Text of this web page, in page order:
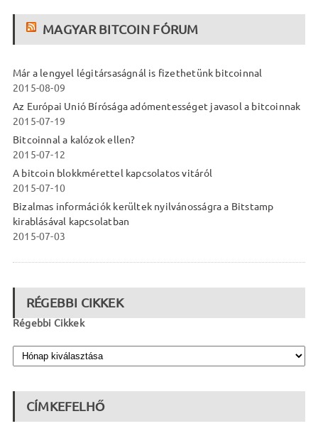
MAGYAR BITCOIN FÓRUM
Már a lengyel légitársaságnál is fizethetünk bitcoinnal
2015-08-09
Az Európai Unió Bírósága adómentességet javasol a bitcoinnak
2015-07-19
Bitcoinnal a kalózok ellen?
2015-07-12
A bitcoin blokkmérettel kapcsolatos vitáról
2015-07-10
Bizalmas információk kerültek nyilvánosságra a Bitstamp
kirablásával kapcsolatban
2015-07-03
RÉGEBBI CIKKEK
Régebbi Cikkek
CÍMKEFELHŐ